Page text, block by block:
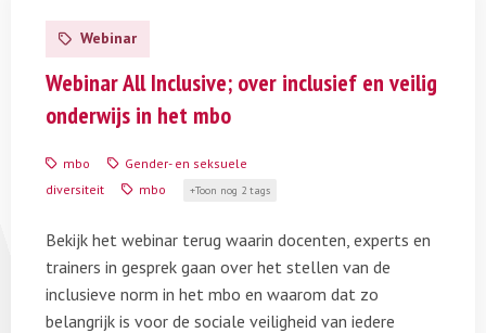
meer
Webinar
Inclusive;
veilig
onderwijs
Webinar
Webinar All Inclusive; over inclusief en veilig
onderwijs in het mbo
mbo
Gender- en seksuele
diversiteit
mbo Toon nog 2 tags
Bekijk het webinar terug waarin docenten, experts en
trainers in gesprek gaan over het stellen van de
inclusieve norm in het mbo en waarom dat zo
belangrijk is voor de sociale veiligheid van iedere